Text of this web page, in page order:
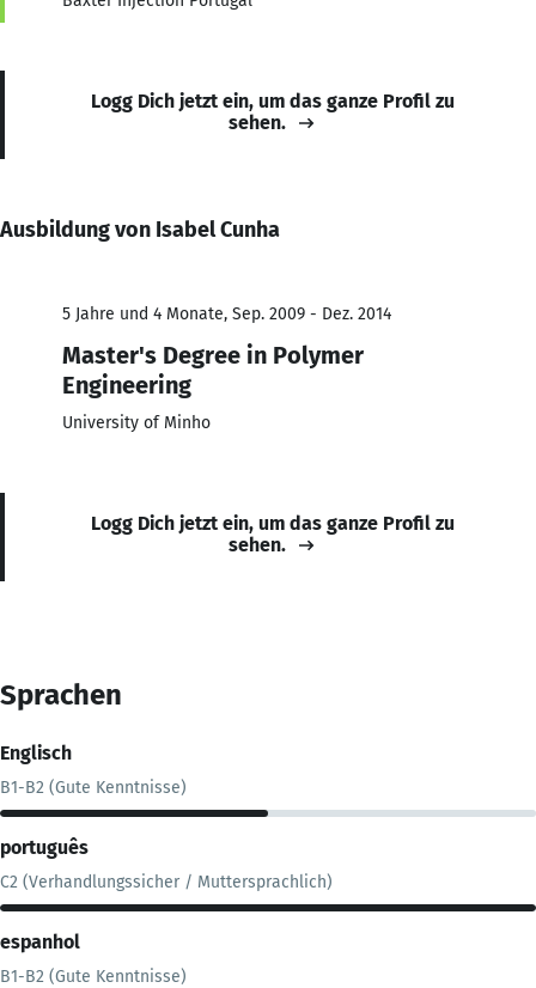
Logg Dich jetzt ein, um das ganze Profil zu
sehen.
Ausbildung von Isabel Cunha
5 Jahre und 4 Monate, Sep. 2009 - Dez. 2014
Master's Degree in Polymer
Engineering
University of Minho
Logg Dich jetzt ein, um das ganze Profil zu
sehen.
Sprachen
Englisch
B1-B2 (Gute Kenntnisse)
português
C2 (Verhandlungssicher / Muttersprachlich)
espanhol
B1-B2 (Gute Kenntnisse)